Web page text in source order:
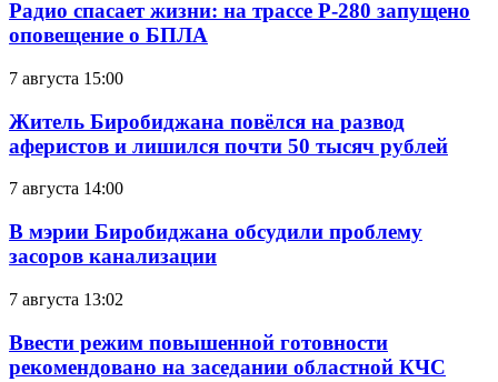
Радио спасает жизни: на трассе Р-280 запущено
оповещение о БПЛА
7 августа 15:00
Житель Биробиджана повёлся на развод
аферистов и лишился почти 50 тысяч рублей
7 августа 14:00
В мэрии Биробиджана обсудили проблему
засоров канализации
7 августа 13:02
Ввести режим повышенной готовности
рекомендовано на заседании областной КЧС